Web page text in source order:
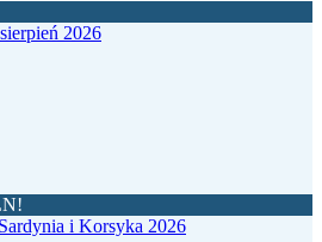
2026
i Korsyka 2026